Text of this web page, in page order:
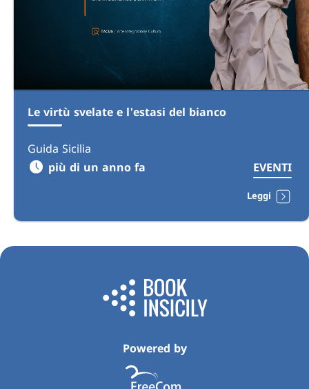
Le virtù svelate e l'estasi del bianco
Guida Sicilia
più di un anno fa
EVENTI
Leggi
Powered by